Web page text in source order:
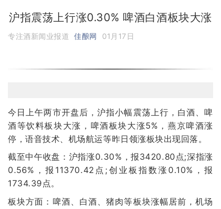
沪指震荡上行涨0.30% 啤酒白酒板块大涨
专注酒新闻业报道 佳酿网 01月17日
今日上午两市开盘后，沪指小幅震荡上行，白酒、啤
酒等饮料板块大涨，啤酒板块大涨5%，燕京啤酒涨
停，语音技术、机场航运等昨日领涨板块出现回落。
截至中午收盘：沪指涨0.30%，报3420.80点;深指涨
0.56%，报11370.42点;创业板指数涨0.10%，报
1734.39点。
板块方面：啤酒、白酒、猪肉等板块涨幅居前，机场